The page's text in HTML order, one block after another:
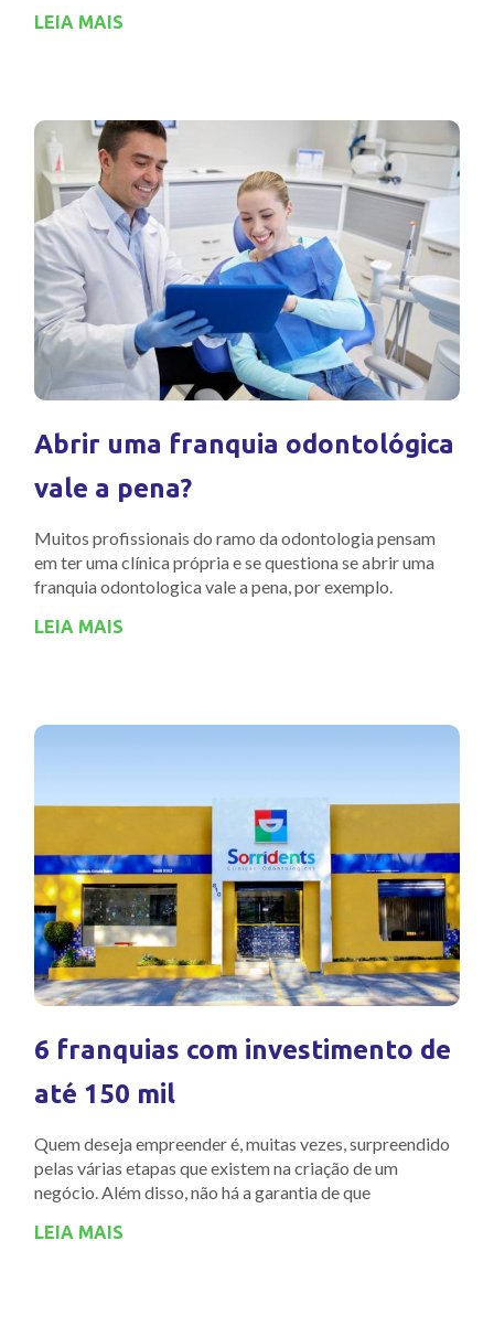
LEIA MAIS
Abrir uma franquia odontológica
vale a pena?
Muitos profissionais do ramo da odontologia pensam
em ter uma clínica própria e se questiona se abrir uma
franquia odontologica vale a pena, por exemplo.
LEIA MAIS
6 franquias com investimento de
até 150 mil
Quem deseja empreender é, muitas vezes, surpreendido
pelas várias etapas que existem na criação de um
negócio. Além disso, não há a garantia de que
LEIA MAIS